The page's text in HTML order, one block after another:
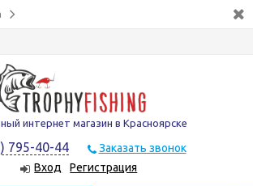
интернет магазин в Красноярске
795-40-44
Заказать звонок
Вход
Регистрация